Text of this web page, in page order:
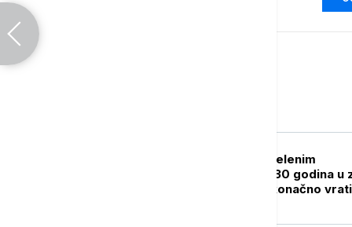
Kraj legende o "Zelenim
čizmama": Posle 30 godina u
smrti, možda se konačno